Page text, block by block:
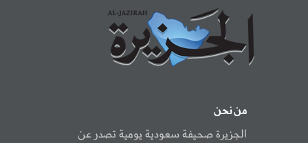
من نحن
الجزيرة صحيفة سعودية يومية تصدر عن